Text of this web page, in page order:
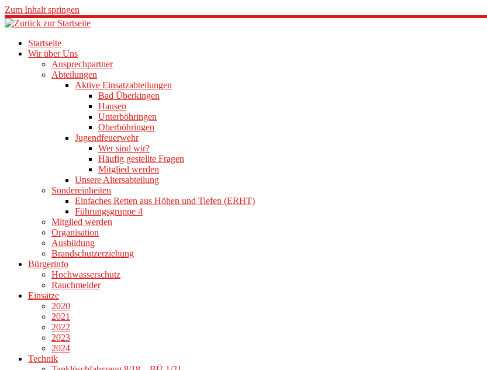
Zum Inhalt springen
Startseite
Wir über Uns
Ansprechpartner
Abteilungen
Aktive Einsatzabteilungen
Bad Überkingen
Hausen
Unterböhringen
Oberböhringen
Jugendfeuerwehr
Wer sind wir?
Häufig gestellte Fragen
Mitglied werden
Unsere Altersabteilung
Sondereinheiten
Einfaches Retten aus Höhen und Tiefen (ERHT)
Führungsgruppe 4
Mitglied werden
Organisation
Ausbildung
Brandschutzerziehung
Bürgerinfo
Hochwasserschutz
Rauchmelder
Einsätze
2020
2021
2022
2023
2024
Technik